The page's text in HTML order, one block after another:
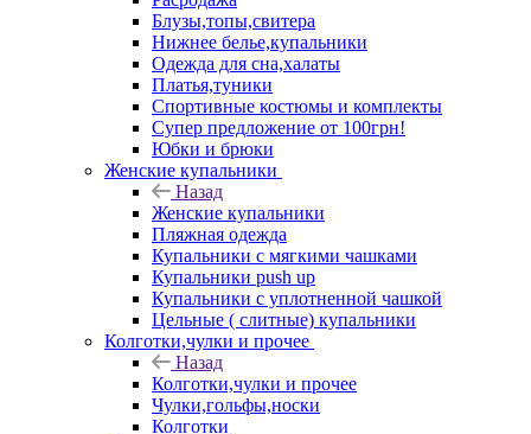
Блузы,топы,свитера
Нижнее белье,купальники
Одежда для сна,халаты
Платья,туники
Спортивные костюмы и комплекты
Супер предложение от 100грн!
Юбки и брюки
Женские купальники
Назад
Женские купальники
Пляжная одежда
Купальники с мягкими чашками
Купальники push up
Купальники с уплотненной чашкой
Цельные ( слитные) купальники
Колготки,чулки и прочее
Назад
Колготки,чулки и прочее
Чулки,гольфы,носки
Колготки